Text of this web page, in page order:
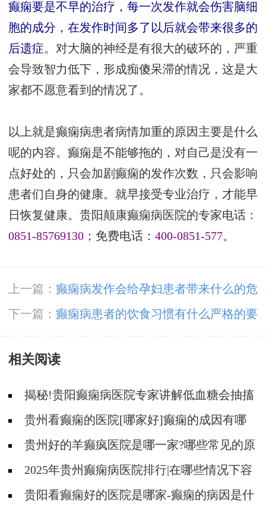
癫痫要是不早的治疗，每一次发作就会伤害脑细
胞的成分，在发作时间多了以后就会带来很多的
后遗症。对大脑的神经是有很大的破环的，严重
会导致智力低下，形成痴傻呆滞的情况，这是大
家都不愿意看到的情况了。
以上就是癫痫病患者病情加重的原因主要是什么
呢的内容。癫痫是不能够拖的，对自己是没有一
点好处的，只会加剧癫痫的发作次数，只会影响
患者们自身的健康。就早接受专业治疗，才能早
日恢复健康。贵阳颠康癫痫病医院的专家电话：
0851-85769130 ；免费电话： 400-0851-577。
上一篇： 癫痫病发作会给孕妇患者带来什么的危
害呢
下一篇： 癫痫病患者的饮食习惯有什么严格的要
求
相关阅读
揭秘!贵阳癫痫病医院专家讲解低血糖会抽搐
吗?贵州看癫痫的医院[哪家好]癫痫的成因有哪
些?贵州好的羊癫疯医院是哪一家?哪些常见的原
因会引起羊癫疯?
2025年贵州癫痫病医院排行|在哪些情况下容
易得癫痫？
贵阳看癫痫好的医院是哪家-癫痫的病因是什